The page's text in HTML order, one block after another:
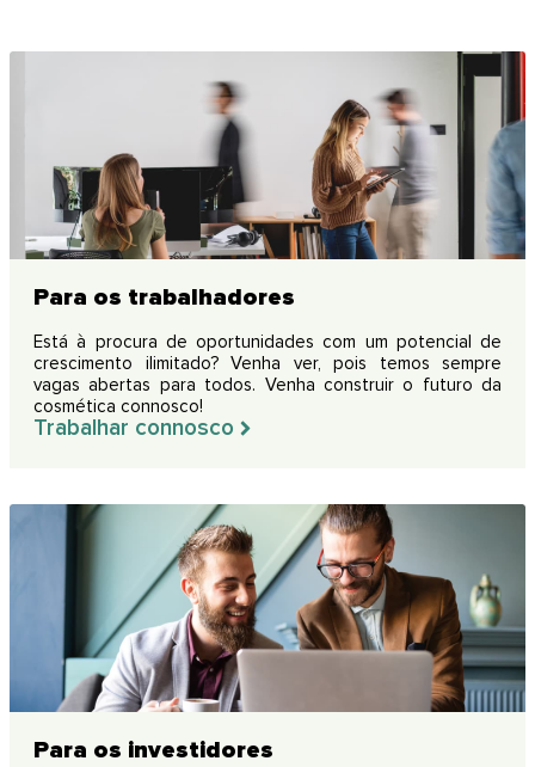
Para os trabalhadores
Está à procura de oportunidades com um potencial de
crescimento ilimitado? Venha ver, pois temos sempre
vagas abertas para todos. Venha construir o futuro da
cosmética connosco!
Trabalhar connosco
Para os investidores